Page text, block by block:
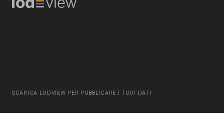
SCARICA LODVIEW PER PUBBLICARE I TUOI DATI